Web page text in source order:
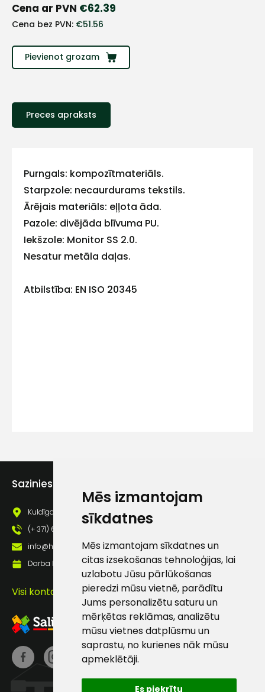
Mēs izmantojam
sīkdatnes
Mēs izmantojam sīkdatnes un
citas izsekošanas tehnoloģijas, lai
uzlabotu Jūsu pārlūkošanas
pieredzi mūsu vietnē, parādītu
Jums personalizētu saturu un
mērķētas reklāmas, analizētu
mūsu vietnes datplūsmu un
saprastu, no kurienes nāk mūsu
apmeklētāji.
Es piekrītu
Cena ar PVN €62.39
Cena bez PVN: €51.56
Pievienot grozam
Preces apraksts
Purngals: kompozītmateriāls.
Starpzole: necaurdurams tekstils.
Ārējais materiāls: eļļota āda.
Pazole: divējāda blīvuma PU.
Iekšzole: Monitor SS 2.0.
Nesatur metāla daļas.
Atbilstība: EN ISO 20345
Sazinies ar mums
Kuldīgas iela 69a, Saldus, Saldus nov., LV - 3801
(+ 371) 63 881 186
info@hards.lv
Darba laiks: Darbadienās: 8:00 - 17:00
Visi kontakti
E-pasts
Sūtīt ziņojumu
Klientu
atbalsts
Darbdienās:
8:00 – 17:00
(+371) 63 881
info@hards.lv